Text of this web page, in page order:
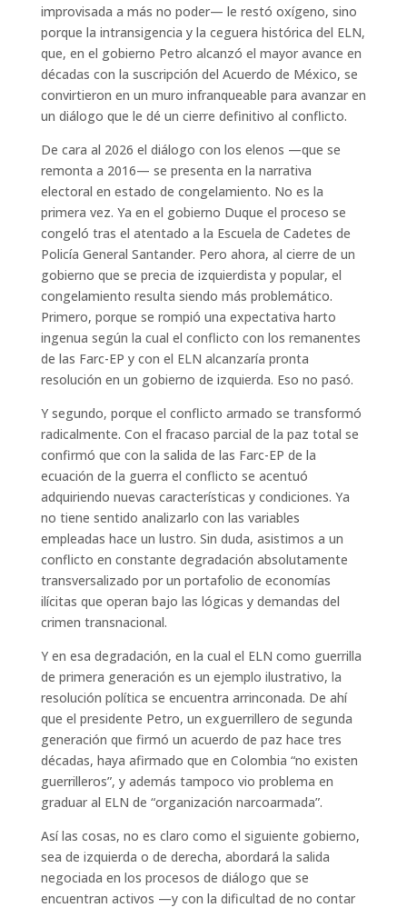
improvisada a más no poder— le restó oxígeno, sino
porque la intransigencia y la ceguera histórica del ELN,
que, en el gobierno Petro alcanzó el mayor avance en
décadas con la suscripción del Acuerdo de México, se
convirtieron en un muro infranqueable para avanzar en
un diálogo que le dé un cierre definitivo al conflicto.
De cara al 2026 el diálogo con los elenos —que se
remonta a 2016— se presenta en la narrativa
electoral en estado de congelamiento. No es la
primera vez. Ya en el gobierno Duque el proceso se
congeló tras el atentado a la Escuela de Cadetes de
Policía General Santander. Pero ahora, al cierre de un
gobierno que se precia de izquierdista y popular, el
congelamiento resulta siendo más problemático.
Primero, porque se rompió una expectativa harto
ingenua según la cual el conflicto con los remanentes
de las Farc-EP y con el ELN alcanzaría pronta
resolución en un gobierno de izquierda. Eso no pasó.
Y segundo, porque el conflicto armado se transformó
radicalmente. Con el fracaso parcial de la paz total se
confirmó que con la salida de las Farc-EP de la
ecuación de la guerra el conflicto se acentuó
adquiriendo nuevas características y condiciones. Ya
no tiene sentido analizarlo con las variables
empleadas hace un lustro. Sin duda, asistimos a un
conflicto en constante degradación absolutamente
transversalizado porun portafolio de economías
ilícitas que operan bajo las lógicas y demandas del
crimen transnacional.
Y en esa degradación, en la cual el ELN como guerrilla
de primera generación es un ejemplo ilustrativo, la
resolución política se encuentra arrinconada. De ahí
que el presidente Petro, un exguerrillero de segunda
generación que firmó un acuerdo de paz hace tres
décadas, haya afirmado que en Colombia “no existen
guerrilleros”, y además tampoco vio problema en
graduar al ELN de “organización narcoarmada”.
Así las cosas, no es claro como el siguiente gobierno,
sea de izquierda o de derecha, abordará la salida
negociada en los procesos de diálogo que se
encuentran activos —y con la dificultad de no contar